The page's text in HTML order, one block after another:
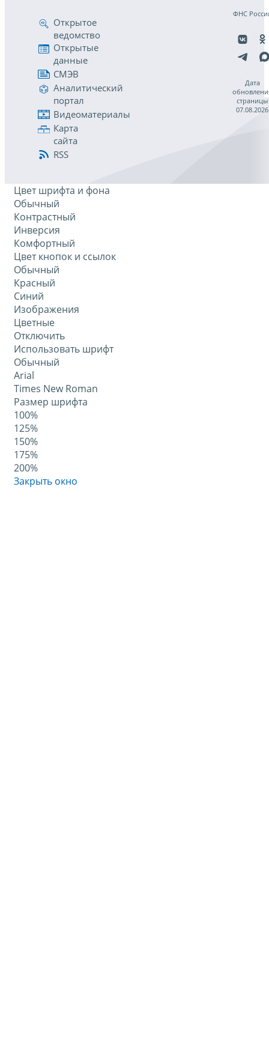
Открытое
ведомство
Открытые
данные
СМЭВ
Аналитический
портал
Видеоматериалы
Карта
сайта
RSS
ФНС
Дата
страницы
07.08.2026
Цвет шрифта и фона
Обычный
Контрастный
Инверсия
Комфортный
Цвет кнопок и ссылок
Обычный
Красный
Синий
Изображения
Цветные
Отключить
Использовать шрифт
Обычный
Arial
Times New Roman
Размер шрифта
100%
125%
150%
175%
200%
Закрыть окно